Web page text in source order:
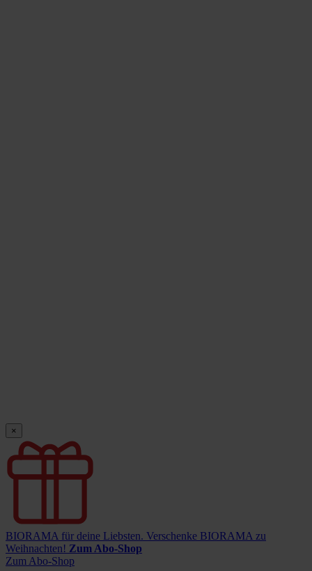
×
BIORAMA für deine Liebsten. Verschenke BIORAMA zu
Weihnachten! Zum Abo-Shop
Zum Abo-Shop